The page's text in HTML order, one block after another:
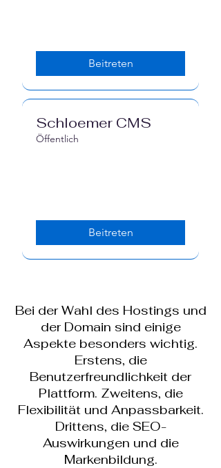
Beitreten
Schloemer CMS
Öffentlich
Beitreten
Bei der Wahl des Hostings und
der Domain sind einige
Aspekte besonders wichtig.
Erstens, die
Benutzerfreundlichkeit der
Plattform. Zweitens, die
Flexibilität und Anpassbarkeit.
Drittens, die SEO-
Auswirkungen und die
Markenbildung.